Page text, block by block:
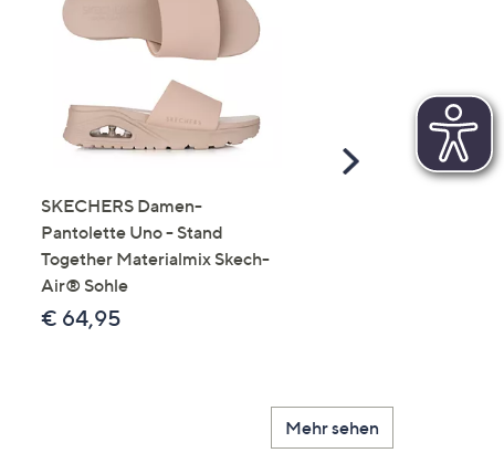
SKECHERS Damen-
Pantolette Uno - Stand
Together Materialmix Skech-
Air® Sohle
€ 64,95
Scroll
Mehr sehen